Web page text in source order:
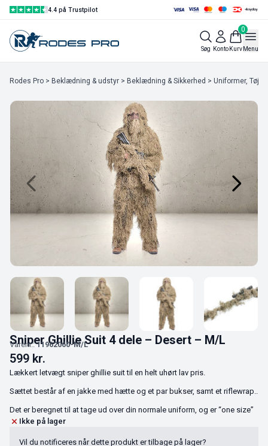
4.4 på Trustpilot
Søg Konto
0
KurvMenu
Rodes Pro > Beklædning & udstyr > Beklædning & Sikkerhed > Uniformer, Tøj &
Sniper Ghillie Suit 4 dele – Desert – M/L
Varenr.:11962060-M/L
599 kr.
Lækkert letvægt sniper ghillie suit til en helt uhørt lav pris.
Sættet består af en jakke med hætte og et par bukser, samt et riflewrap..
Det er beregnet til at tage ud over din normale uniform, og er “one size”
Ikke på lager
Vil du notificeres når dette produkt er tilbage på lager?